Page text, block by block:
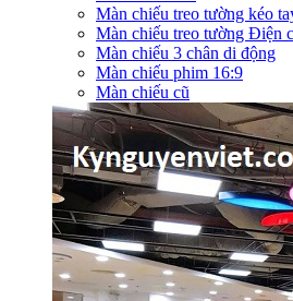
Màn chiếu treo tường kéo
Màn chiếu treo tường Điện
Màn chiếu 3 chân di động
Màn chiếu phim 16:9
Màn chiếu cũ